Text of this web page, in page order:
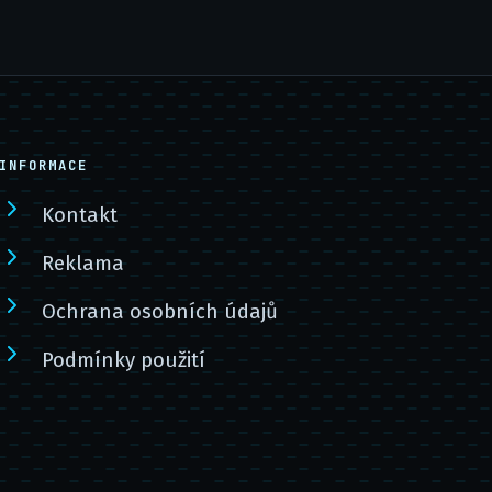
INFORMACE
Kontakt
Reklama
Ochrana osobních údajů
Podmínky použití